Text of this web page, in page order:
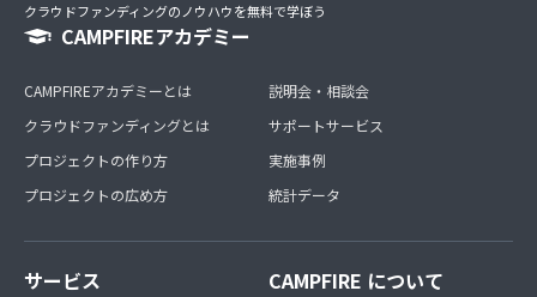
クラウドファンディングのノウハウを無料で学ぼう
CAMPFIREアカデミー
CAMPFIREアカデミーとは
クラウドファンディングとは
プロジェクトの作り方
プロジェクトの広め方
説明会・相談会
サポートサービス
実施事例
統計データ
サービス CAMPFIRE について